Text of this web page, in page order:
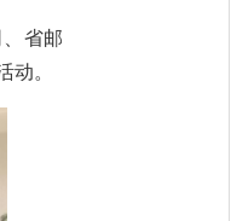
省邮
动。